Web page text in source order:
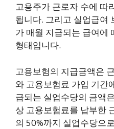
고용주가 근로자 수에 따
됩니다. 그리고 실업급여
가 매월 지급되는 급여에
형태입니다.
고용보험의 지급금액은
와 고용보험료 가입 기간
급되는 실업수당의 금액
상 고용보험료를 납부한
의 50%까지 실업수당으